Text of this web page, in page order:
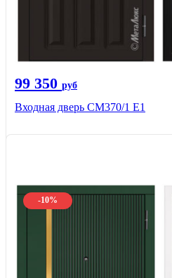
99 350 руб
Входная дверь СМ370/1 Е1
-10%